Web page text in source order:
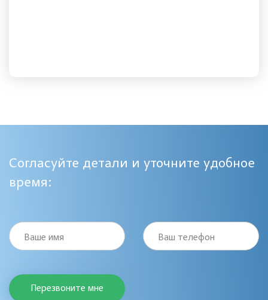
Согласуйте детали и уточните удобное
время:
Ваше имя Ваш телефон